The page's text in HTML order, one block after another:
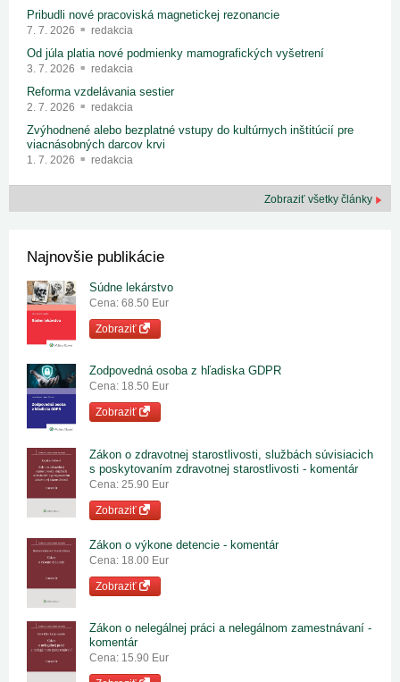
Pribudli nové pracoviská magnetickej rezonancie
7. 7. 2026 redakcia
Od júla platia nové podmienky mamografických vyšetrení
3. 7. 2026 redakcia
Reforma vzdelávania sestier
2. 7. 2026 redakcia
Zvýhodnené alebo bezplatné vstupy do kultúrnych inštitúcií pre
viacnásobných darcov krvi
1. 7. 2026 redakcia
Zobraziť všetky články
Najnovšie publikácie
Súdne lekárstvo
Cena: 68.50 Eur
Zobraziť
Zodpovedná osoba z hľadiska GDPR
Cena: 18.50 Eur
Zobraziť
Zákon o zdravotnej starostlivosti, službách súvisiacich
s poskytovaním zdravotnej starostlivosti - komentár
Cena: 25.90 Eur
Zobraziť
Zákon o výkone detencie - komentár
Cena: 18.00 Eur
Zobraziť
Zákon o nelegálnej práci a nelegálnom zamestnávaní -
komentár
Cena: 15.90 Eur